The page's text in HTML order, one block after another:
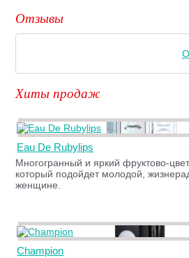
Отзывы
Хиты продаж
Eau De Rubylips
Многогранный и яркий фруктово-
который подойдет молодой,
женщине.
Champion